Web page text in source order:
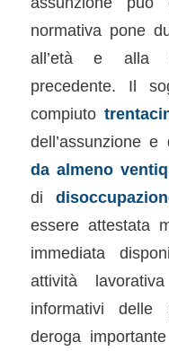
normativa pone
all’età e alla
precedente. Il
compiuto
dell’assunzione
da almeno
di
essere attestata
immediata
attività
informativi
deroga